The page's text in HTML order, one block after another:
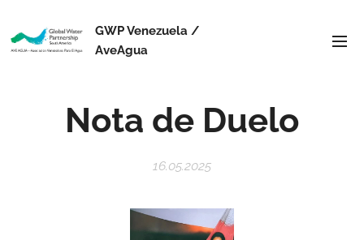
GWP Venezuela /
AveAgua
Nota de Duelo
16.05.2025